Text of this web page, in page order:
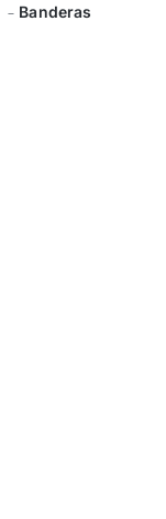
Banderas